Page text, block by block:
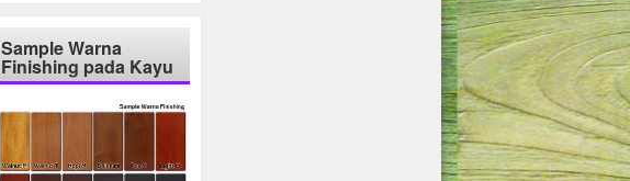
Sample Warna
Finishing pada Kayu